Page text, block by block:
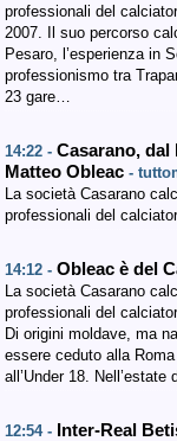
professionali del
2007. Il suo percorso
Pesaro, l’esperienza in
professionismo tra
23 gare…
14:22 - Casarano, dal
Matteo Obleac -
La società Casarano
professionali del
14:12 - Obleac è del
La società Casarano
professionali del
Di origini moldave, ma
essere ceduto alla
all’Under 18.
12:54 - Inter-Real